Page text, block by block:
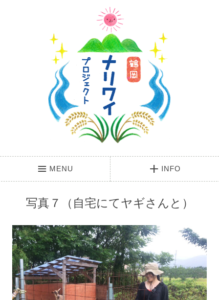
MENU INFO
写真７（自宅にてヤギさんと）